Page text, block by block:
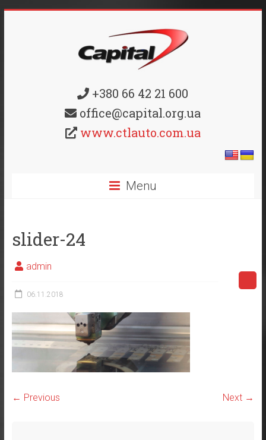
+380 66 42 21 600
office@capital.org.ua
www.ctlauto.com.ua
Menu
slider-24
admin
06.11.2018
← Previous Next →